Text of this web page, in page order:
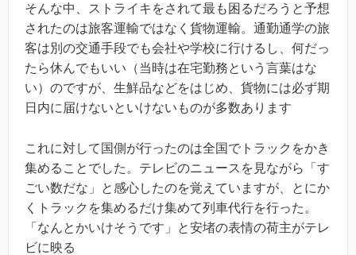
そんな中、ストライキをされて最も困るだろうと予想
されたのは旅客運輸ではなく貨物運輸。通勤通学の旅
客は別の交通手段でも会社や学校に行けるし、何だっ
たら休んでもいい（当時は在宅勤務という言葉はな
い）のですが、生鮮品などをはじめ、貨物には必ず期
日内に届けないといけないものが多数あります
これに対して国側が行ったのは全国でトラックをかき
集めることでした。テレビのニュースを見ながら「す
ごい数だな」と感心したのを覚えていますが、とにか
くトラックを集めるだけ集めて列車代行を行った。
「なんとかいけそうです」と安堵の表情の荷主がテレ
ビに映る